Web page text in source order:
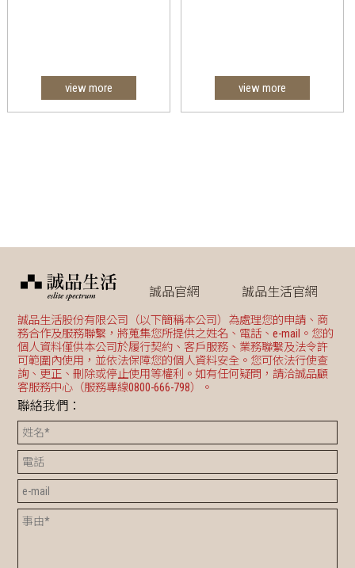
view more view more
誠品官網 誠品生活官網
誠品生活股份有限公司（以下簡稱本公司）為處理您的申請、商
務合作及服務聯繫，將蒐集您所提供之姓名、電話、e-mail。您的
個人資料僅供本公司於履行契約、客戶服務、業務聯繫及法令許
可範圍內使用，並依法保障您的個人資料安全。您可依法行使查
詢、更正、刪除或停止使用等權利。如有任何疑問，請洽誠品顧
客服務中心（服務專線0800-666-798）。
聯絡我們：